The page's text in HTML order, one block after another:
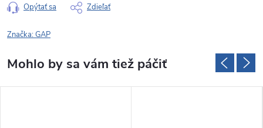
Opýtať sa Zdieľať
Značka:GAP